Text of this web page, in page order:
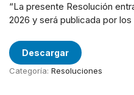
“La presente Resolución
2026 y será publicada por los
Descargar
Categoría: Resoluciones